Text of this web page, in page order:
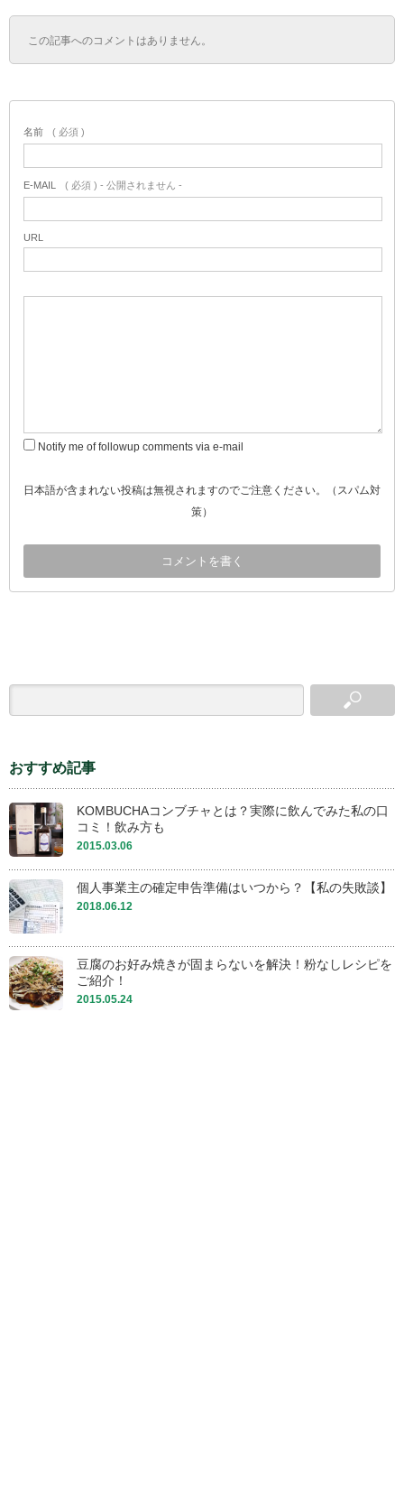
この記事へのコメントはありません。
名前 ( 必須 )
E-MAIL ( 必須 ) - 公開されません -
URL
Notify me of followup comments via e-mail
日本語が含まれない投稿は無視されますのでご注意ください。（スパム対
策）
おすすめ記事
KOMBUCHAコンブチャとは？実際に飲んでみた私の口
コミ！飲み方も
2015.03.06
個人事業主の確定申告準備はいつから？【私の失敗談】
2018.06.12
豆腐のお好み焼きが固まらないを解決！粉なしレシピを
ご紹介！
2015.05.24